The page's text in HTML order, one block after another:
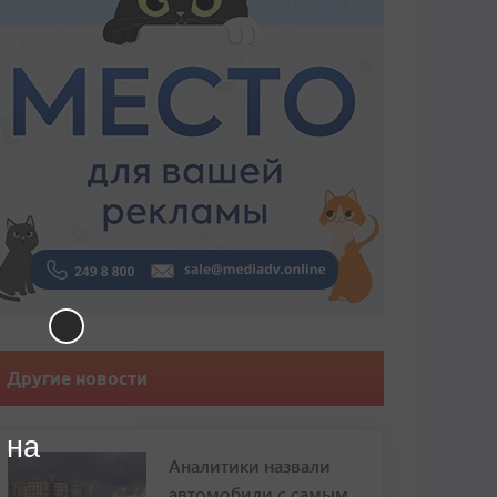
Другие новости
Аналитики назвали